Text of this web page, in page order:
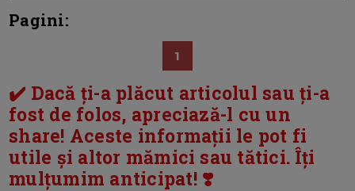
Pagini:
1
✔️ Dacă ți-a plăcut articolul sau ți-a
fost de folos, apreciază-l cu un
share! Aceste informații le pot fi
utile și altor mămici sau tătici. Îți
mulțumim anticipat! ❣️